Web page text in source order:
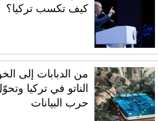
كيف تكسب تركيا؟
من الدبابات إلى
الناتو في تركيا
حرب البيانات